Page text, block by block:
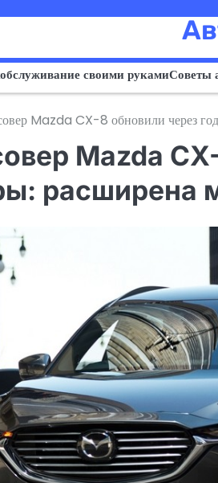
своими рукамиСоветы
Mazda CX-8 обновили через
Mazda
расширена